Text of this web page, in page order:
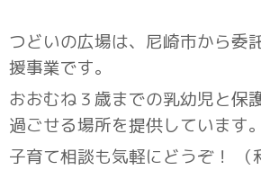
つどいの広場は、尼崎市から委
援事業です。
おおむね３歳までの乳幼児と保
過ごせる場所を提供しています。
子育て相談も気軽にどうぞ！ （